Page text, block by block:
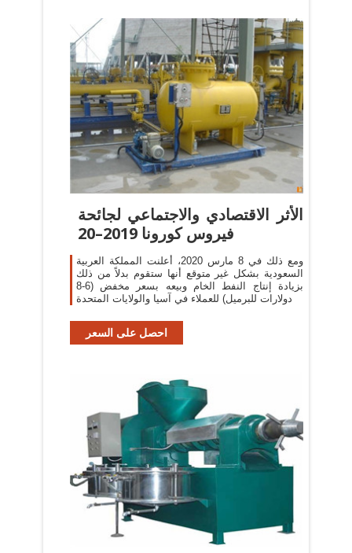
الأثر الاقتصادي والاجتماعي لجائحة
فيروس كورونا 2019–20
ومع ذلك في 8 مارس 2020، أعلنت المملكة العربية
السعودية بشكل غير متوقع أنها ستقوم بدلاً من ذلك
بزيادة إنتاج النفط الخام وبيعه بسعر مخفض (6-8
دولارات للبرميل) للعملاء في آسيا والولايات المتحدة
احصل على السعر